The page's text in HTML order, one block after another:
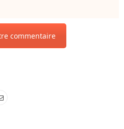
commentaire